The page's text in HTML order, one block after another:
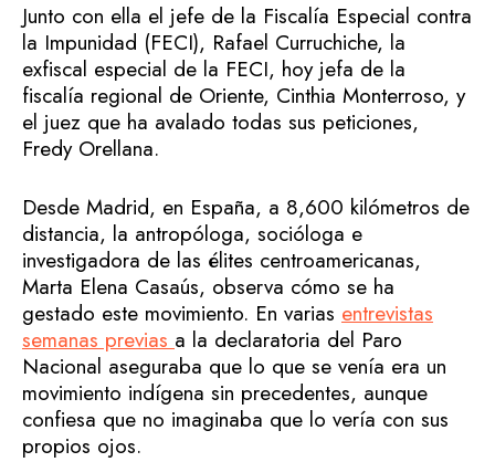
Junto con ella el jefe de la Fiscalía Especial contra
la Impunidad (FECI), Rafael Curruchiche, la
exfiscal especial de la FECI, hoy jefa de la
fiscalía regional de Oriente, Cinthia Monterroso, y
el juez que ha avalado todas sus peticiones,
Fredy Orellana.
Desde Madrid, en España, a 8,600 kilómetros de
distancia, la antropóloga, socióloga e
investigadora de las élites centroamericanas,
Marta Elena Casaús, observa cómo se ha
gestado este movimiento. En varias entrevistas
semanas previas a la declaratoria del Paro
Nacional aseguraba que lo que se venía era un
movimiento indígena sin precedentes, aunque
confiesa que no imaginaba que lo vería con sus
propios ojos.